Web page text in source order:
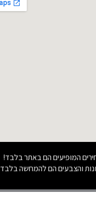
המופיעים הם באתר בלבד!
והצבעים הם להמחשה בלבד